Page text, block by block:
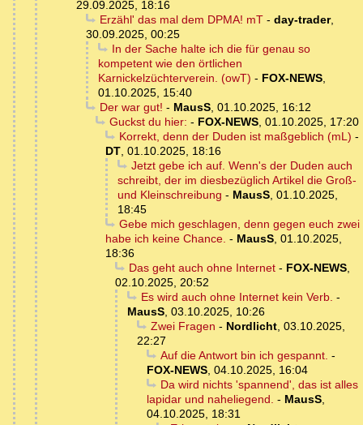
29.09.2025, 18:16
Erzähl' das mal dem DPMA! mT- day-trader,
30.09.2025, 00:25
In der Sache halte ich die für genau so
kompetent wie den örtlichen
Karnickelzüchterverein. (owT) - FOX-NEWS,
01.10.2025, 15:40
Der war gut! - MausS, 01.10.2025, 16:12
Guckst du hier: - FOX-NEWS, 01.10.2025, 17:20
Korrekt, denn der Duden ist maßgeblich (mL) -
DT, 01.10.2025, 18:16
Jetzt gebe ich auf. Wenn's der Duden auch
schreibt, der im diesbezüglich Artikel die Groß-
und Kleinschreibung - MausS, 01.10.2025,
18:45
Gebe mich geschlagen, denn gegen euch zwei
habe ich keine Chance. - MausS, 01.10.2025,
18:36
Das geht auch ohne Internet- FOX-NEWS,
02.10.2025, 20:52
Es wird auch ohne Internet kein Verb. -
MausS, 03.10.2025, 10:26
Zwei Fragen - Nordlicht, 03.10.2025,
22:27
Auf die Antwort bin ich gespannt. -
FOX-NEWS, 04.10.2025, 16:04
Da wird nichts 'spannend', das ist alles
lapidar und naheliegend. - MausS,
04.10.2025, 18:31